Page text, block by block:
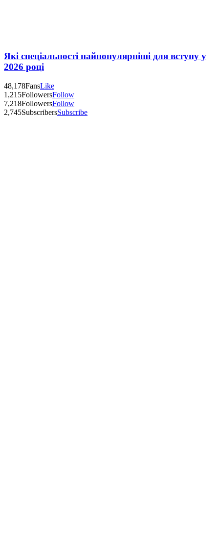
Які спеціальності найпопулярніші для вступу у
2026 році
48,178FansLike
1,215FollowersFollow
7,218FollowersFollow
2,745SubscribersSubscribe